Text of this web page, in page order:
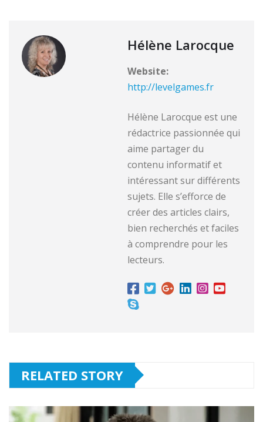
Hélène Larocque
Website:
http://levelgames.fr
Hélène Larocque est une
rédactrice passionnée qui
aime partager du
contenu informatif et
intéressant sur différents
sujets. Elle s’efforce de
créer des articles clairs,
bien recherchés et faciles
à comprendre pour les
lecteurs.
RELATED STORY